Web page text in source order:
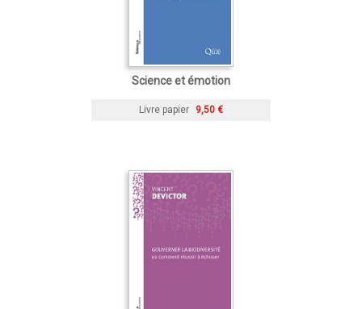
Science et émotion
Livre papier 9,50 €